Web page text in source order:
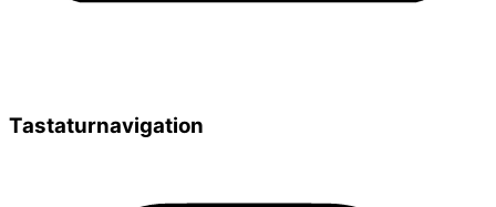
Tastaturnavigation